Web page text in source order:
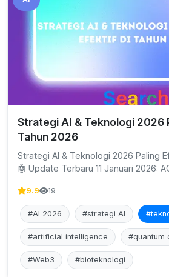
Strategi AI & Teknologi 2026
Tahun 2026
Strategi AI & Teknologi 2026 Paling
🤖 Update Terbaru 11 Januari 2026:
9.9 19
#AI 2026 #strategi AI
#artificial intelligence #quantum
#Web3 #bioteknologi